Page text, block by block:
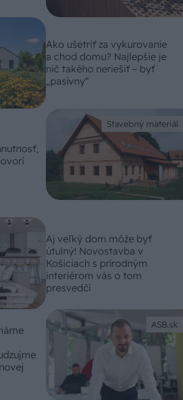
Ako ušetriť za vykurovanie
a chod domu? Najlepšie je
nič takého neriešiť – byť
„pasívny“
Stavebný materiál
Aj veľký dom môže byť
útulný! Novostavba v
Košiciach s prírodným
interiérom vás o tom
presvedčí
ASB.sk